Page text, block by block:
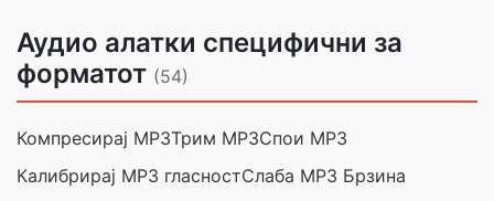
Аудио алатки специфични за
форматот (54)
Компресирај MP3Трим MP3Спои MP3
Калибрирај MP3 гласностСлаба MP3 Брзина